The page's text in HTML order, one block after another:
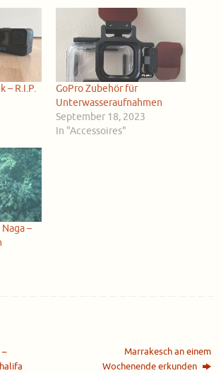
– R.I.P.
GoPro Zubehör für
Unterwasseraufnahmen
September 18, 2023
In "Accessoires"
–
Marrakesch an einem
Wochenende erkunden